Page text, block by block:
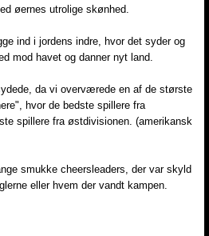
øernes utrolige skønhed.
ind i jordens indre, hvor det syder og
mod havet og danner nyt land.
da vi overværede en af de største
hvor de bedste spillere fra
spillere fra østdivisionen. (amerikansk
smukke cheersleaders, der var skyld
eller hvem der vandt kampen.